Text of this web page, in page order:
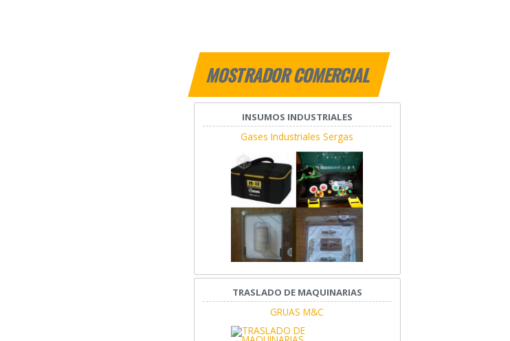
MOSTRADOR COMERCIAL
INSUMOS INDUSTRIALES
Gases Industriales Sergas
TRASLADO DE MAQUINARIAS
GRUAS M&C